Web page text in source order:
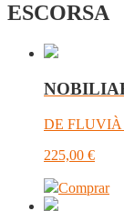
ESCORSA
DE FLUVIÀ
225,00 €
Comprar